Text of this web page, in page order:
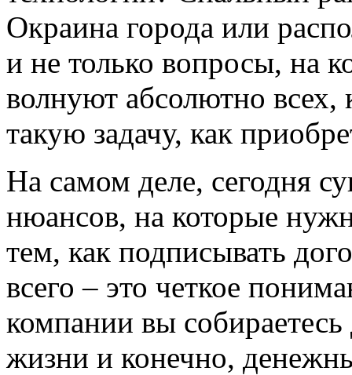
Окраина города или
и не только вопросы, на
волнуют абсолютно всех,
такую задачу, как
На самом деле, сегодня
нюансов, на которые
тем, как подписывать
всего – это четкое
компании вы
жизни и конечно,